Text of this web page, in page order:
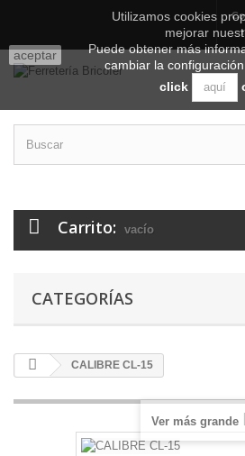
Carrito: vacío
CATEGORÍAS
CALIBRE CL-15
Ver más grande
aceptar
Utilizamos cookies
mejorar
Puede obtener más
cambiar la
click
aquí